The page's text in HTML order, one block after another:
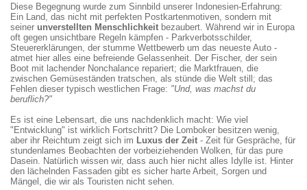
Diese Begegnung wurde zum Sinnbild unserer Indonesien-Erfahrung:
Ein Land, das nicht mit perfekten Postkartenmotiven, sondern mit
seiner unverstellten Menschlichkeit bezaubert. Während wir in Europa
oft gegen unsichtbare Regeln kämpfen - Parkverbotsschilder,
Steuererklärungen, der stumme Wettbewerb um das neueste Auto -
atmet hier alles eine befreiende Gelassenheit. Der Fischer, der sein
Boot mit lachender Nonchalance repariert; die Marktfrauen, die
zwischen Gemüseständen tratschen, als stünde die Welt still; das
Fehlen dieser typisch westlichen Frage: "Und, was machst du
beruflich?"
Es ist eine Lebensart, die uns nachdenklich macht: Wie viel
"Entwicklung" ist wirklich Fortschritt? Die Lomboker besitzen wenig,
aber ihr Reichtum zeigt sich im Luxus der Zeit - Zeit für Gespräche, für
stundenlames Beobachten der vorbeiziehenden Wolken, für das pure
Dasein. Natürlich wissen wir, dass auch hier nicht alles Idylle ist. Hinter
den lächelnden Fassaden gibt es sicher harte Arbeit, Sorgen und
Mängel, die wir als Touristen nicht sehen.
Unser
Spaziergang
zum
Wasserfall
wird
zur
fröhlichen
Prozession:
Dorfkinder
springen
lachend
um
herum,
zeigen
stolz
den
Weg
und
sammeln
wilden
Jean
sein
Büschelgras-
Bündel
–
locker
40
kg
pure
Naturgewalt.
Die
Dorfbewohner
sich
über
den
"Bule",
der
ihre
tägliche
Arbeit
Sprachlabyrinth
mit
Lachtherapie
Nathalie
überbrückt
Sprachbarrieren
mit
Händen,
Füßen
und
notfalls
einem
staubigen
Wörterbuch
von
1982.
Je
Jean
verwandelt
den
Scooter
in
ein
Taxi
der
guten
Laune
Zwei
strahlende
klammern
sich
hinten
fest.
Was
als
simple
Mitfahrgelegenheit